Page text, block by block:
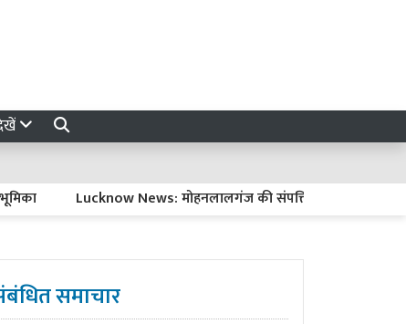
Lucknow News: मोहनलालगंज की संपत्तियों की रजिस्ट्री अब सदर
समाचार